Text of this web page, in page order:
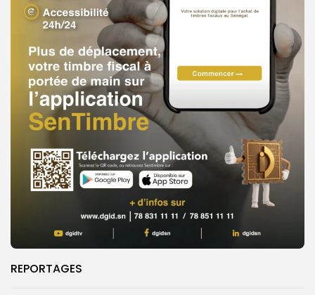
REPORTAGES